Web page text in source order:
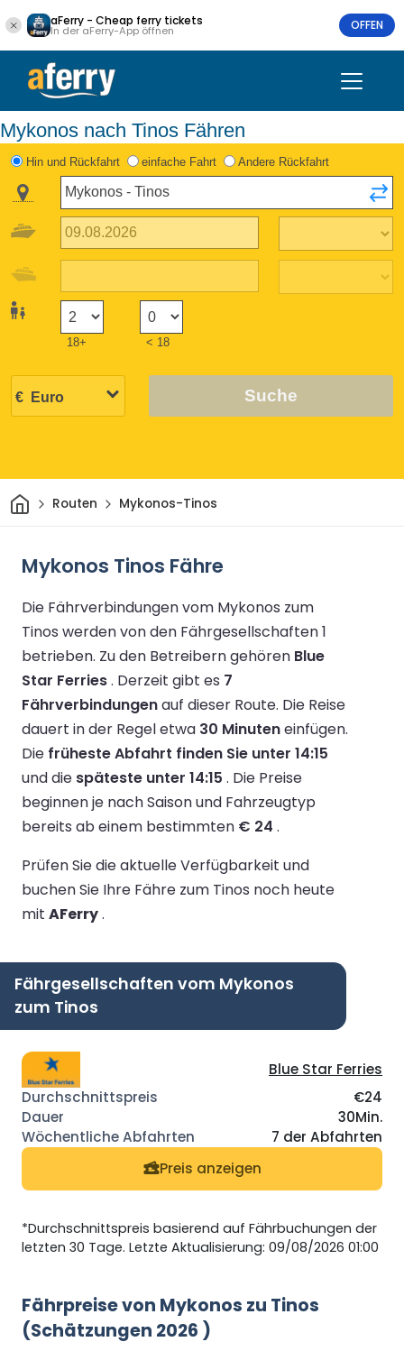
aFerry - Cheap ferry tickets
In der aFerry-App öffnen OFFEN
Mykonos nach Tinos Fähren
Hin und Rückfahrt einfache Fahrt Andere Rückfahrt
18+ < 18
Suche
HeimRouten Mykonos-Tinos
Mykonos Tinos Fähre
Die Fährverbindungen vom Mykonos zum
Tinos werden von den Fährgesellschaften 1
betrieben. Zu den Betreibern gehören Blue
Star Ferries. Derzeit gibt es 7
Fährverbindungenauf dieser Route. Die Reise
dauert in der Regel etwa 30 Minuteneinfügen.
Die früheste Abfahrt finden Sie unter 14:15
und die späteste unter 14:15 . Die Preise
beginnen je nach Saison und Fahrzeugtyp
bereits ab einem bestimmten € 24 .
Prüfen Sie die aktuelle Verfügbarkeit und
buchen Sie Ihre Fähre zum Tinos noch heute
mit AFerry.
Fährgesellschaften vom Mykonos
zum Tinos
Blue Star Ferries
€24
30Min.
7 der Abfahrten
Preis anzeigen
*Durchschnittspreis basierend auf Fährbuchungen der
letzten 30 Tage. Letzte Aktualisierung: 09/08/2026 01:00
Fährpreise von Mykonos zu Tinos
(Schätzungen 2026 )